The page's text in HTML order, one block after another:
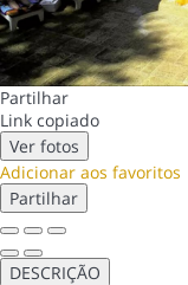
Partilhar
Link copiado
Ver fotos
Adicionar aos favoritos
Partilhar
DESCRIÇÃO